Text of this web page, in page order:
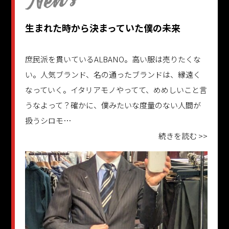
生まれた時から決まっていた僕の未来
庶民派を貫いているALBANO。高い服は売りたくな
い。人気ブランド、名の通ったブランドは、縁遠く
なっていく。イタリアモノやってて、めめしいこと言
うなよって？確かに、僕みたいな度量のない人間が
扱うシロモ…
続きを読む >>
更新日：2025.09.11